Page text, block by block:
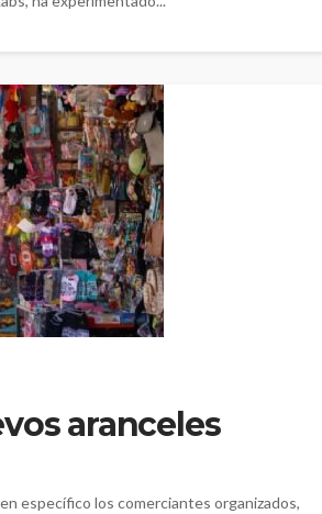
aranceles
específico los comerciantes organizados,